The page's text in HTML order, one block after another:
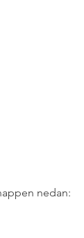
nedan: